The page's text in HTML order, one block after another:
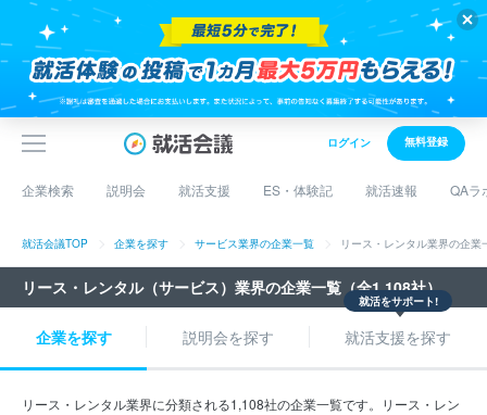
ログイン 無料登録
企業検索 説明会 就活支援 ES・体験記 就活速報 QAラ
就活会議TOP 企業を探す サービス業界の企業一覧 リース・レンタル業界の企業
リース・レンタル（サービス）業界の企業一覧（全1,108社）
企業を探す 説明会を探す 就活支援を探す
就活をサポート!
リース・レンタル業界に分類される1,108社の企業一覧です。リース・レン